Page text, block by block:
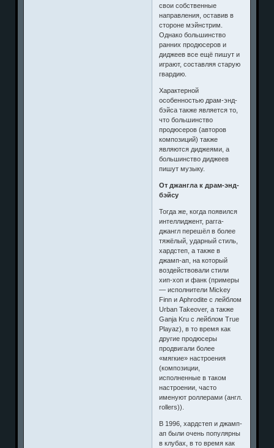
свои собственные
направления, оставив в
стороне мэйнстрим.
Однако большинство
ранних продюсеров и
диджеев все ещё пишут и
играют, составляя старую
гвардию.
Характерной
особенностью драм-энд-
бэйса также является то,
что большинство
продюсеров (авторов
композиций) также
являются диджеями, а
большинство диджеев
пишут музыку.
От джангла к драм-энд-
бэйсу
Тогда же, когда появился
интеллиджент, рагга-
джангл перешёл в более
тяжёлый, ударный стиль,
хардстеп, а также в
джамп-ап, на который
воздействовали стили
хип-хоп и фанк (примеры
— исполнители Mickey
Finn и Aphrodite с лейблом
Urban Takeover, а также
Ganja Kru с лейблом True
Playaz), в то время как
другие продюсеры
продвигали более
«мягкие» настроения
(композиции,
исполненные в таком
настроении, часто
именуют роллерами (англ.
rollers)).
В 1996, хардстеп и джамп-
ап были очень популярны
в клубах, в то время как